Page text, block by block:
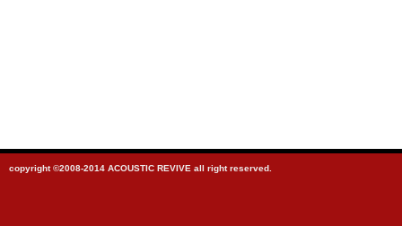
copyright ©2008-2014 ACOUSTIC REVIVE all right reserved.